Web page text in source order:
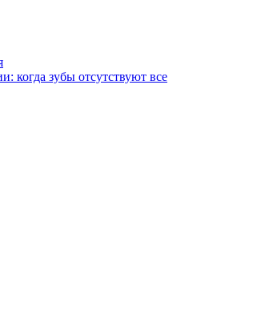
когда зубы отсутствуют все